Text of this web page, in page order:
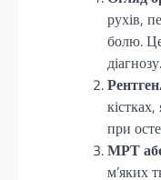
рухів,
болю.
діагнозу.
при
МРТ
м’яких